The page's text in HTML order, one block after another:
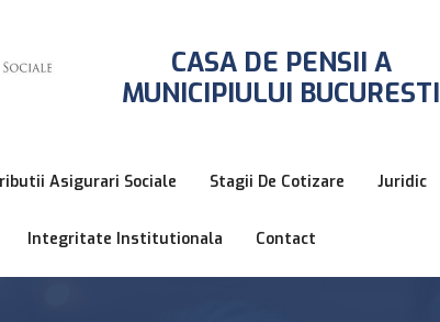
CASA DE PENSII A
MUNICIPIULUI BUCURESTI
Asigurari Sociale Stagii De Cotizare Juridic
Integritate Institutionala Contact